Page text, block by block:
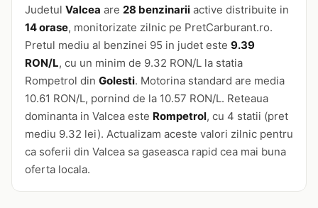
Judetul Valcea are 28 benzinarii active distribuite in
14 orase, monitorizate zilnic pe PretCarburant.ro.
Pretul mediu al benzinei 95 in judet este 9.39
RON/L, cu un minim de 9.32 RON/L la statia
Rompetrol din Golesti. Motorina standard are media
10.61 RON/L, pornind de la 10.57 RON/L. Reteaua
dominanta in Valcea este Rompetrol, cu 4 statii (pret
mediu 9.32 lei). Actualizam aceste valori zilnic pentru
ca soferii din Valcea sa gaseasca rapid cea mai buna
oferta locala.